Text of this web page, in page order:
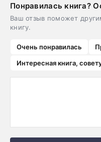
Понравилась книга?
Ваш отзыв поможет
книгу.
Очень понравилась
Интересная книга,